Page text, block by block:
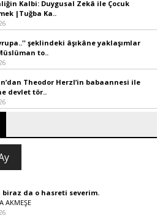
Kalbi: Duygusal Zekâ ile Çocuk
|Tuğba Ka..
şeklindeki âşıkâne yaklaşımlar
to..
Theodor Herzl’in babaannesi ile
devlet tör..
biraz da o hasreti severim.
AKMEŞE